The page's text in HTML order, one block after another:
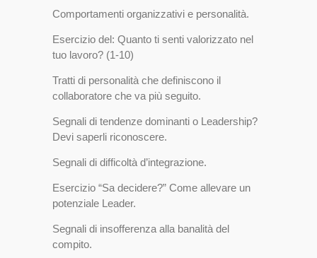
Comportamenti organizzativi e personalità.
Esercizio del: Quanto ti senti valorizzato nel
tuo lavoro? (1-10)
Tratti di personalità che definiscono il
collaboratore che va più seguito.
Segnali di tendenze dominanti o Leadership?
Devi saperli riconoscere.
Segnali di difficoltà d’integrazione.
Esercizio “Sa decidere?” Come allevare un
potenziale Leader.
Segnali di insofferenza alla banalità del
compito.